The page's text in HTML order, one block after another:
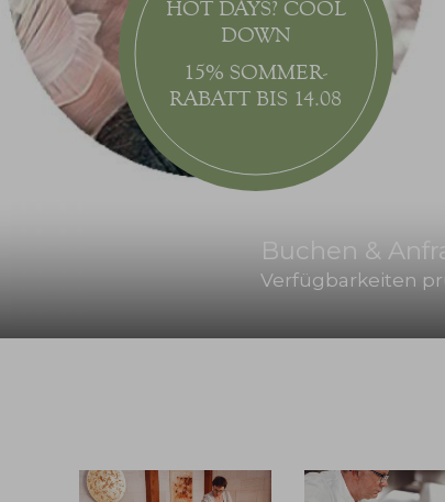
Buchen &
Verfügbarkeiten
HOT DAYS? COOL
DOWN
15% SOMMER-
RABATT BIS 14.08